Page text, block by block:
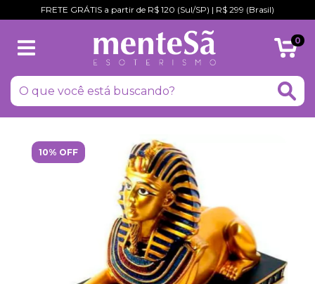
FRETE GRÁTIS a partir de R$ 120 (Sul/SP) | R$ 299 (Brasil)
0
10% OFF